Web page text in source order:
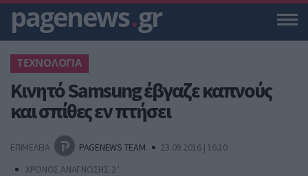
pagenews.gr
ΤΕΧΝΟΛΟΓΙΑ
Κινητό Samsung έβγαζε καπνούς
και σπίθες εν πτήσει
ΕΠΙΜΕΛΕΙΑ PAGENEWS TEAM
23.09.2016 | 16:10
ΧΡΟΝΟΣ ΑΝΑΓΝΩΣΗΣ 2 '